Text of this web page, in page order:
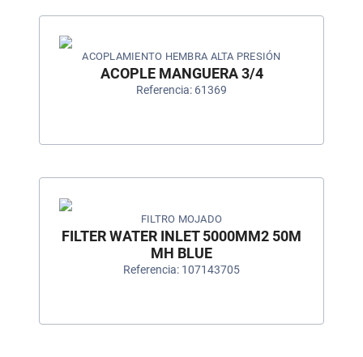
ACOPLAMIENTO HEMBRA ALTA PRESIÓN
ACOPLE MANGUERA 3/4
Referencia: 61369
FILTRO MOJADO
FILTER WATER INLET 5000MM2 50Μ
MH BLUE
Referencia: 107143705